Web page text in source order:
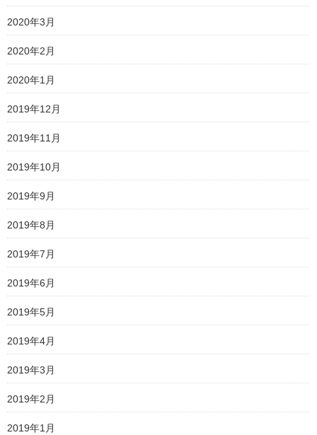
2020年3月
2020年2月
2020年1月
2019年12月
2019年11月
2019年10月
2019年9月
2019年8月
2019年7月
2019年6月
2019年5月
2019年4月
2019年3月
2019年2月
2019年1月